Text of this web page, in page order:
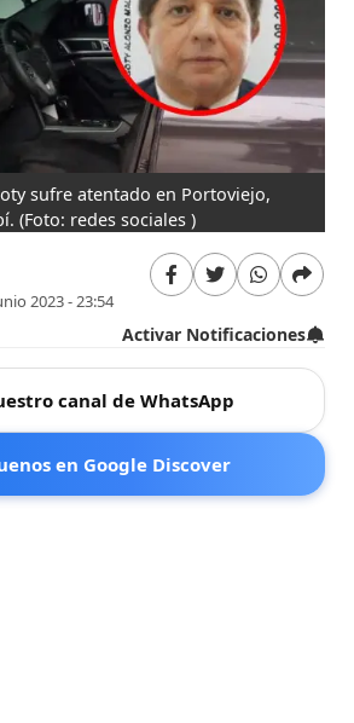
sufre atentado en Portoviejo,
(Foto: redes sociales )
2023 - 23:54
Activar Notificaciones
canal de WhatsApp
en Google Discover